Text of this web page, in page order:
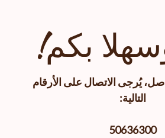
بكم!
يُرجى الاتصال على الأرقام
التالية:
50636300